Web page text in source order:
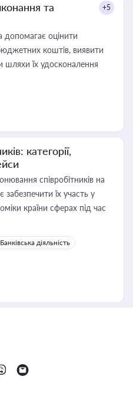
та
+5
допомагає оцінити
коштів, виявити
шляхи їх удосконалення
категорії,
співробітників на
їх участь у
країни сферах під час
Банківська діяльність